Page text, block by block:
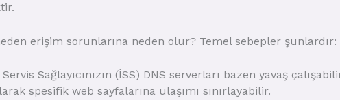
erişim sorunlarına neden olur? Temel sebepler şunlardır:
Sağlayıcınızın (İSS) DNS serverları bazen yavaş
spesifik web sayfalarına ulaşımı sınırlayabilir.